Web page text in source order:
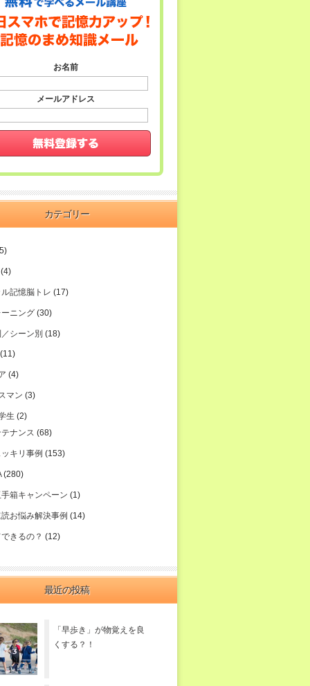
お名前
メールアドレス
カテゴリー
記憶脳トレ (17)
ニング (30)
シーン別 (18)
(4)
マン (3)
生 (2)
ナンス (68)
キリ事例 (153)
(280)
箱キャンペーン (1)
お悩み解決事例 (14)
きるの？ (12)
最近の投稿
「早歩き」が物覚えを良
くする？！